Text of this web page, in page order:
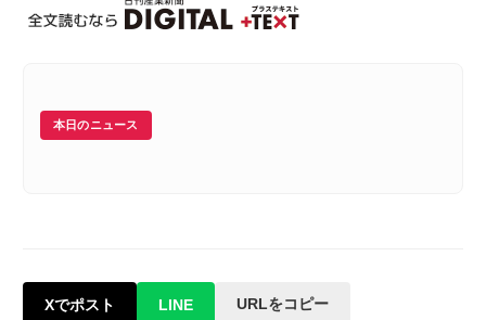
本日のニュース
Xでポスト LINE URLをコピー